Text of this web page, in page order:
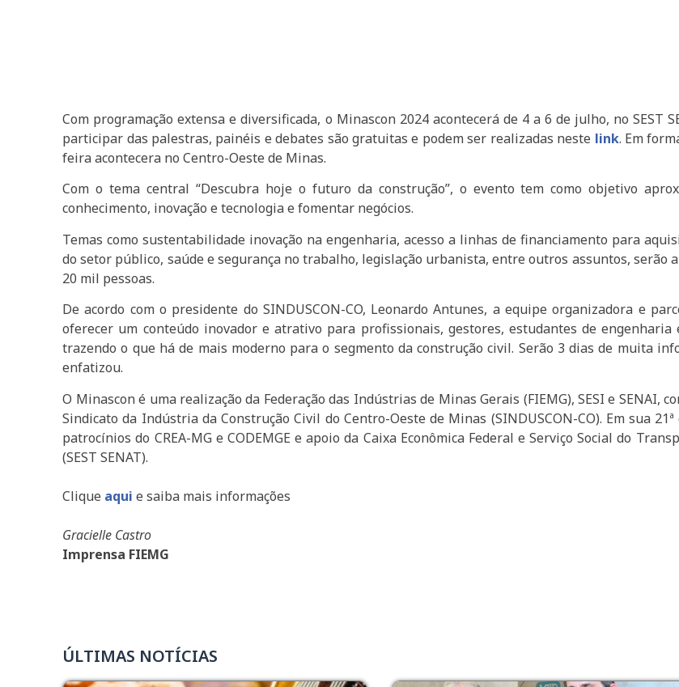
Com programação extensa e diversificada, o Minascon 2024 acontecerá de 4 a 6 de julho, no
participar das palestras, painéis e debates são gratuitas e podem ser realizadas neste link. Em
feira acontecera no Centro-Oeste de Minas.
Com o tema central “Descubra hoje o futuro da construção”, o evento tem como objetivo
conhecimento, inovação e tecnologia e fomentar negócios.
Temas como sustentabilidade inovação na engenharia, acesso a linhas de financiamento para
do setor público, saúde e segurança no trabalho, legislação urbanista, entre outros assuntos, serão
20 mil pessoas.
De acordo com o presidente do SINDUSCON-CO, Leonardo Antunes, a equipe organizadora e
oferecer um conteúdo inovador e atrativo para profissionais, gestores, estudantes de engenharia
trazendo o que há de mais moderno para o segmento da construção civil. Serão 3 dias de muita
enfatizou.
O Minascon é uma realização da Federação das Indústrias de Minas Gerais (FIEMG), SESI e SENAI,
Sindicato da Indústria da Construção Civil do Centro-Oeste de Minas (SINDUSCON-CO). Em sua
patrocínios do CREA-MG e CODEMGE e apoio da Caixa Econômica Federal e Serviço Social do
(SEST SENAT).
Clique aqui e saiba mais informações
Gracielle Castro
Imprensa FIEMG
ÚLTIMAS NOTÍCIAS